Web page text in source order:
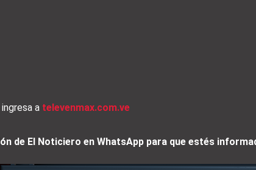
a televenmax.com.ve
de El Noticiero en WhatsApp para que estés